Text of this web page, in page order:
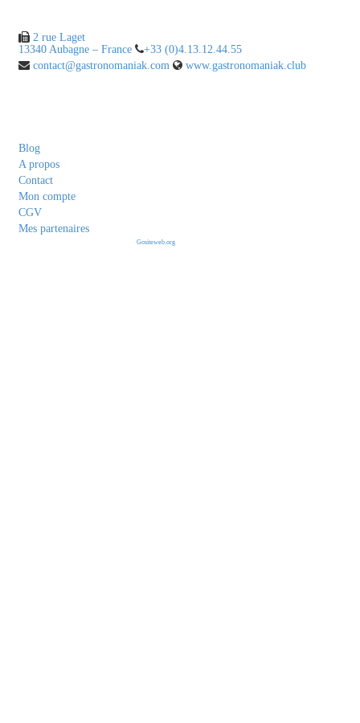
2 rue Laget
13340 Aubagne – France
+33 (0)4.13.12.44.55
contact@gastronomaniak.com
www.gastronomaniak.club
Blog
A propos
Contact
Mon compte
CGV
Mes partenaires
© 2020 - 2021. All Rights Reserved ByGositeweb.org